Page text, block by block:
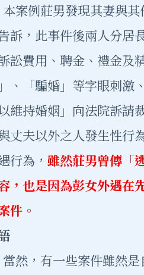
案例莊男發現其妻與其
訴，此事件後兩人分居
訟費用、聘金、禮金及
、「騙婚」等字眼刺激
維持婚姻」向法院訴請
丈夫以外之人發生性行
行為， 雖然莊男曾傳「
，也是因為彭女外遇在
件。
然，有一些案件雖然是